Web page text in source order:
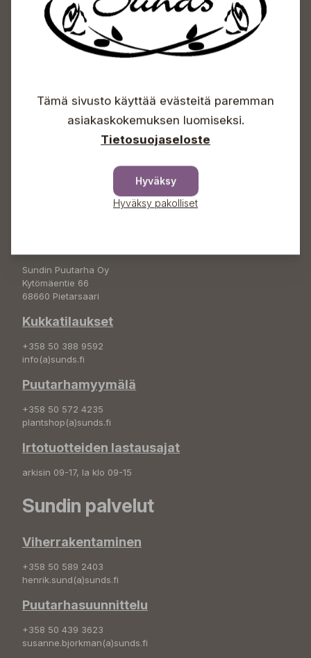
Avoinna
Sundin Puutarha Oy
Kytömäentie 66
68660 Pietarsaari
Kukkatilaukset
+358 50 388 9592
info(a)sunds.fi
Puutarhamyymälä
+358 50 572 4235
plantshop(a)sunds.fi
Irtotuotteiden lastausajat
arkisin 09-17, la klo 09-15
Sundin palvelut
Viherrakentaminen
+358 50 589 2403
henrik.sund(a)sunds.fi
Puutarhasuunnittelu
+358 50 439 3623
susanne.bjorkman(a)sunds.fi
Tämä sivusto käyttää evästeitä paremman
asiakaskokemuksen luomiseksi.
Tietosuojaseloste
Hyväksy
Hyväksy pakolliset